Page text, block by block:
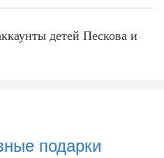
детей Пескова и
подарки